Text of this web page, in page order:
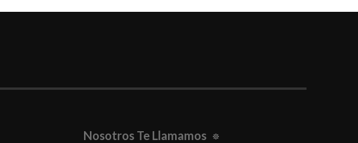
Nosotros Te Llamamos